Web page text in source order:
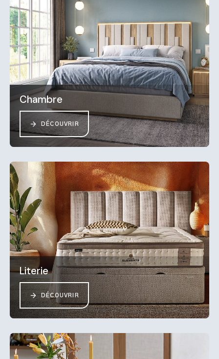
Chambre
DÉCOUVRIR
Literie
DÉCOUVRIR